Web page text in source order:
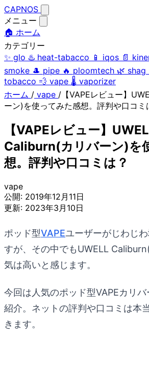
CAPNOS
メニュー
🏠 ホーム
カテゴリー
✨ glo ♨️ heat-tabacco 📱 iqos 📄
smoke 🎩 pipe 🔥 ploomtech 🌿 shag
tobacco 💨 vape 🌡️ vaporizer
ホーム / vape / 【VAPEレビュー】
ーン)を使ってみた感想。評判や口コミ
【VAPEレビュー】
Caliburn(カリバーン)を
想。評判や口コミは？
vape
公開: 2019年12月11日
更新: 2023年3月10日
ポッド型VAPEユーザーがじわじ
すが、その中でもUWELL
気は高いと感じます。
今回は人気のポッド型VAPEカリ
紹介。ネットの評判や口コミは本
きます。